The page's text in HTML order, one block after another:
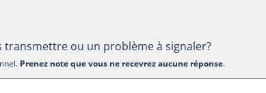
transmettre ou un problème à signaler?
Prenez note que vous ne recevrez aucune réponse.